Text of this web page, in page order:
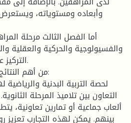
وأبعاده ومستوياته،
أما الفصل الثالث مرحلة
والفسيولوجية والحركية والعقلية
من أهم
التعاون بين تلاميذ المرحلة
ألعاب جماعية أو تمارين تعاونية،
بينهم. يمكن لهذه التجارب تعزيز